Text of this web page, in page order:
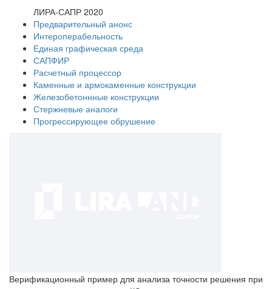
ЛИРА-САПР 2020
Предварительный анонс
Интероперабельность
Единая графическая среда
САПФИР
Расчетный процессор
Каменные и армокаменные конструкции
Железобетоннные конструкции
Стержневые аналоги
Прогрессирующее обрушение
Верификационный пример для анализа точности решения при